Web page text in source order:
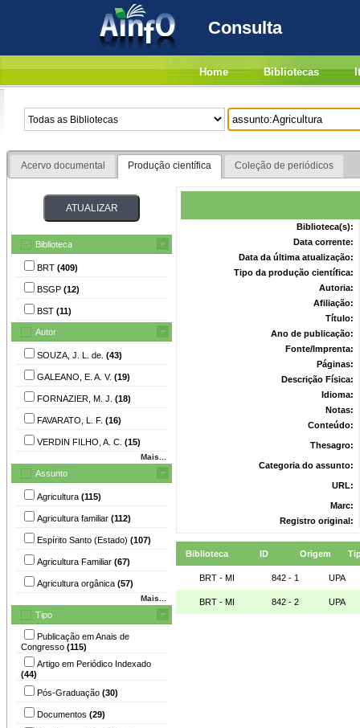
Consulta
Home Bibliotecas
Acervo documental Produção científica Coleção de periódicos
Biblioteca
BRT (409)
BSGP (12)
BST (11)
Autor
SOUZA, J. L. de. (43)
GALEANO, E. A. V. (19)
FORNAZIER, M. J. (18)
FAVARATO, L. F. (16)
VERDIN FILHO, A. C. (15)
Mais...
Assunto
Agricultura (115)
Agricultura familiar (112)
Espírito Santo (Estado) (107)
Agricultura Familiar (67)
Agricultura orgânica (57)
Mais...
Tipo
Publicação em Anais de
Congresso (115)
Artigo em Periódico Indexado
(44)
Pós-Graduação (30)
Documentos (29)
Biblioteca(s):
Data corrente:
Data da última atualização:
Tipo da produção científica:
Autoria:
Afiliação:
Título:
Ano de publicação:
Fonte/Imprenta:
Páginas:
Descrição Física:
Idioma:
Notas:
Conteúdo:
Thesagro:
Categoria do assunto:
URL:
Marc:
Registro original:
Biblioteca ID Origem
BRT - MI 842 - 1 UPA
BRT - MI 842 - 2 UPA